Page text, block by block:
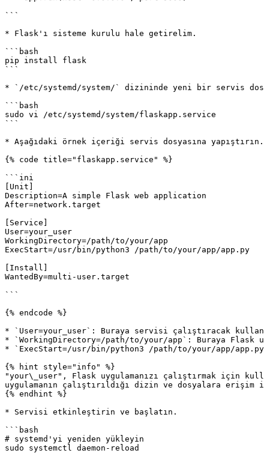
```
* Flask'ı sisteme kurulu hale getirelim.
```bash
pip install flask
```
* `/etc/systemd/system/` dizininde yeni bir servis
```bash
sudo vi /etc/systemd/system/flaskapp.service
```
* Aşağıdaki örnek içeriği servis dosyasına
{% code title="flaskapp.service" %}
```ini
[Unit]
Description=A simple Flask web application
After=network.target
[Service]
User=your_user
WorkingDirectory=/path/to/your/app
ExecStart=/usr/bin/python3 /path/to/your/app/app.py
[Install]
WantedBy=multi-user.target
```
{% endcode %}
* `User=your_user`: Buraya servisi çalıştıracak
* `WorkingDirectory=/path/to/your/app`: Buraya Flask
* `ExecStart=/usr/bin/python3 /path/to/your/app/
{% hint style="info" %}
"your\_user", Flask uygulamanızı çalıştırmak için
uygulamanın çalıştırıldığı dizin ve dosyalara
{% endhint %}
* Servisi etkinleştirin ve başlatın.
```bash
# systemd'yi yeniden yükleyin
sudo systemctl daemon-reload